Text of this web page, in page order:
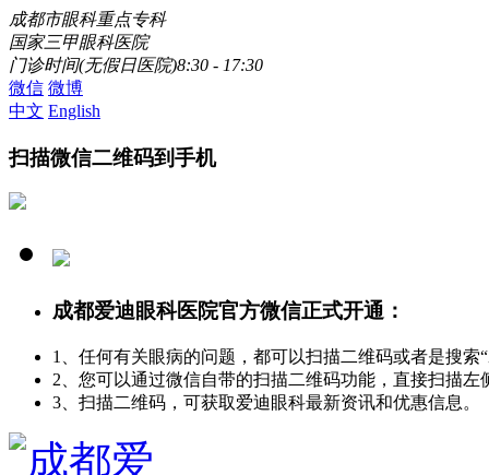
成都市眼科重点专科
国家三甲眼科医院
门诊时间(无假日医院)8:30 - 17:30
微信 微博
中文 English
扫描微信二维码到手机
成都爱迪眼科医院官方微信正式开通：
1、任何有关眼病的问题，都可以扫描二维码或者是搜索
2、您可以通过微信自带的扫描二维码功能，直接扫描左
3、扫描二维码，可获取爱迪眼科最新资讯和优惠信息。